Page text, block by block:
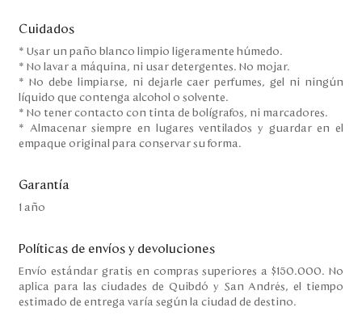
Cuidados
* Usar un paño blanco limpio ligeramente húmedo.
* No lavar a máquina, ni usar detergentes. No mojar.
* No debe limpiarse, ni dejarle caer perfumes, gel ni ningún
líquido que contenga alcohol o solvente.
* No tener contacto con tinta de bolígrafos, ni marcadores.
* Almacenar siempre en lugares ventilados y guardar en el
empaque original para conservar su forma.
Garantía
1 año
Políticas de envíos y devoluciones
Envío estándar gratis en compras superiores a $150.000. No
aplica para las ciudades de Quibdó y San Andrés, el tiempo
estimado de entrega varía según la ciudad de destino.